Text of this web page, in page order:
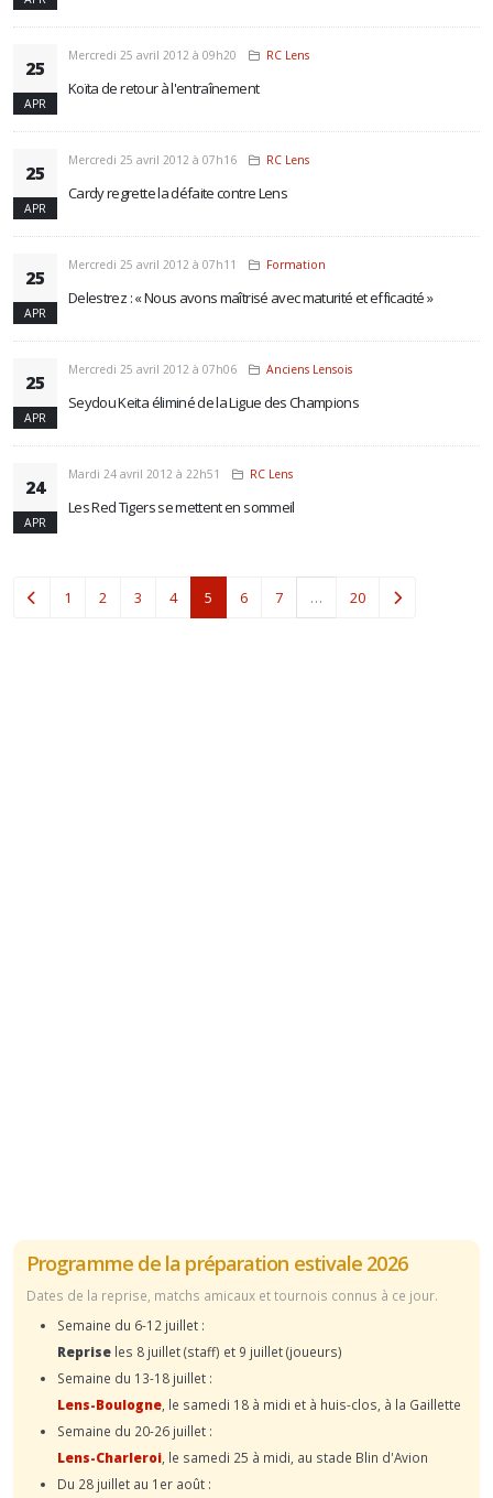
25
APR
Mercredi 25 avril 2012 à 09h20 RC Lens
Koïta de retour à l'entraînement
25
APR
Mercredi 25 avril 2012 à 07h16 RC Lens
Cardy regrette la défaite contre Lens
25
APR
Mercredi 25 avril 2012 à 07h11 Formation
Delestrez : « Nous avons maîtrisé avec maturité et efficacité »
25
APR
Mercredi 25 avril 2012 à 07h06 Anciens Lensois
Seydou Keita éliminé de la Ligue des Champions
24
APR
Mardi 24 avril 2012 à 22h51 RC Lens
Les Red Tigers se mettent en sommeil
1 2 3 4 5 (current)
6 7 … 20
Programme de la préparation estivale 2026
Dates de la reprise, matchs amicaux et tournois connus à ce jour.
Semaine du 6-12 juillet :
Reprise les 8 juillet (staff) et 9 juillet (joueurs)
Semaine du 13-18 juillet :
Lens-Boulogne , le samedi 18 à midi et à huis-clos, à la Gaillette
Semaine du 20-26 juillet :
Lens-Charleroi , le samedi 25 à midi, au stade Blin d'Avion
Du 28 juillet au 1er août :